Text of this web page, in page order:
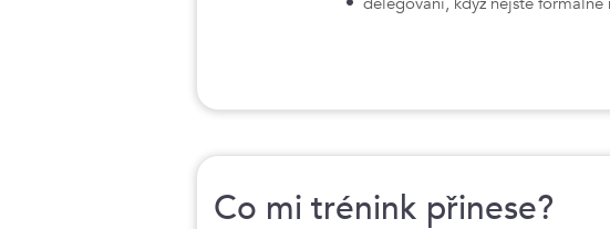
Co mi trénink přinese?